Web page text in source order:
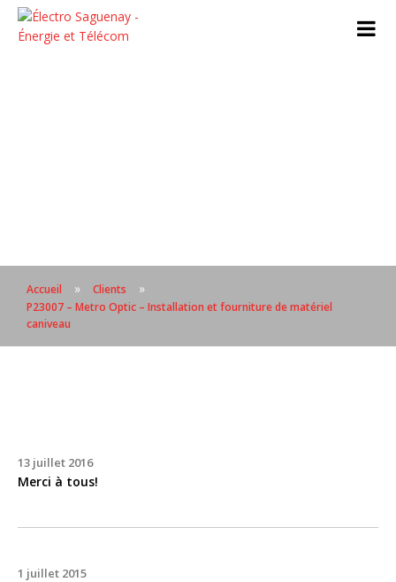
Accueil » Clients »
P23007 – Metro Optic – Installation et fourniture de matériel
caniveau
13 juillet 2016
Merci à tous!
1 juillet 2015